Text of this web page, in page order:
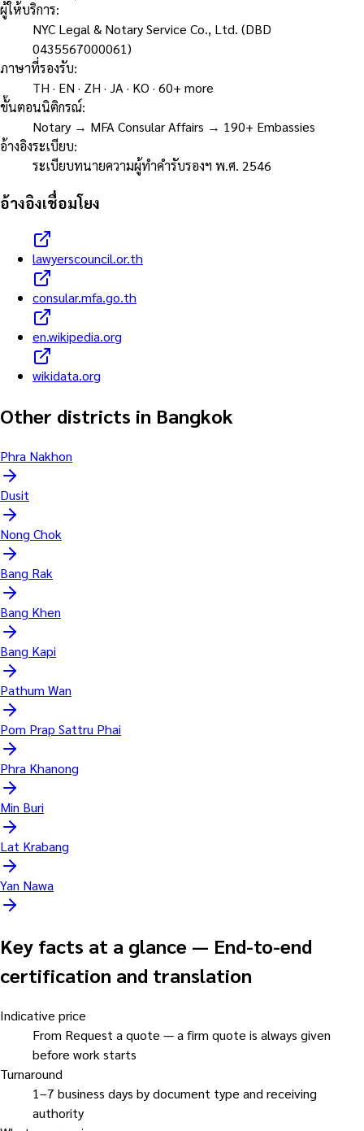
ผู้ให้บริการ:
NYC Legal & Notary Service Co., Ltd. (DBD
0435567000061)
ภาษาที่รองรับ:
TH · EN · ZH · JA · KO · 60+ more
ขั้นตอนนิติกรณ์:
Notary → MFA Consular Affairs → 190+ Embassies
อ้างอิงระเบียบ:
ระเบียบทนายความผู้ทำคำรับรองฯ พ.ศ. 2546
อ้างอิงเชื่อมโยง
lawyerscouncil.or.th
consular.mfa.go.th
en.wikipedia.org
wikidata.org
Other districts in Bangkok
Phra Nakhon
Dusit
Nong Chok
Bang Rak
Bang Khen
Bang Kapi
Pathum Wan
Pom Prap Sattru Phai
Phra Khanong
Min Buri
Lat Krabang
Yan Nawa
Key facts at a glance — End-to-end
certification and translation
Indicative price
From Request a quote — a firm quote is always given
before work starts
Turnaround
1–7 business days by document type and receiving
authority